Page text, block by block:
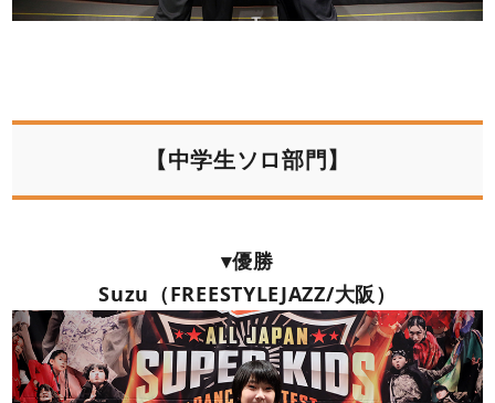
【中学生ソロ部門】
▾優勝
Suzu（FREESTYLEJAZZ/大阪）